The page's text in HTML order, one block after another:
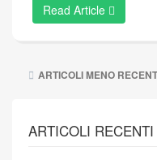
Read Article
Navigazione
ARTICOLI MENO
ARTICOLI RECENTI